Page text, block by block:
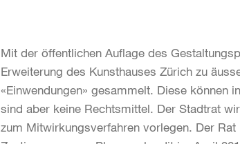
Mit der öffentlichen Auflage des
Erweiterung des Kunsthauses Zürich zu
«Einwendungen» gesammelt. Diese können
sind aber keine Rechtsmittel. Der Stadtrat
zum Mitwirkungsverfahren vorlegen. Der